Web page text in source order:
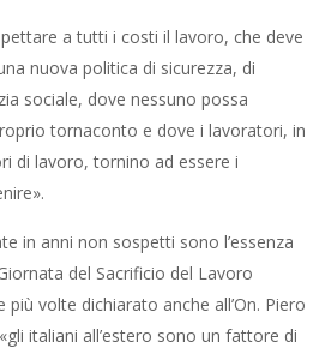
a tutti i costi il lavoro, che deve
nuova politica di sicurezza, di
sociale, dove nessuno possa
tornaconto e dove i lavoratori, in
di lavoro, tornino ad essere i
in anni non sospetti sono l’essenza
del Sacrificio del Lavoro
volte dichiarato anche all’On. Piero
italiani all’estero sono un fattore di